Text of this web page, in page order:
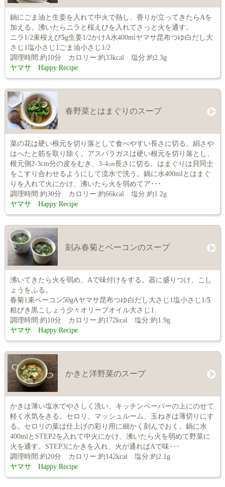
鍋にごま油と生姜を入れて中火で熱し、香りが立ってきたらAを
加える。沸いたらニラと桜えびを入れてさっと火を通す。
ニラ1/2束桜えび5g生姜1/2かけA水400mlヤマサ昆布つゆ白だし大
さじ1塩小さじ1ごま油小さじ1/2
調理時間:約10分 カロリー:約33kcal 塩分:約2.3g
ヤマサ Happy Recipe
春野菜とはまぐりのスープ
菜の花は硬い根元を切り落として食べやすい長さに切る。絹さや
はへたと筋を取り除く。アスパラガスは硬い根元を切り落とし、
根元側2-3cm分の皮をむき、3-4㎝長さに切る。はまぐりは貝同士
をこすり合わせるようにして流水で洗う。鍋に水400mlとはまぐ
りを入れて火にかけ、沸いたら火を弱めてア･･･
調理時間:約30分 カロリー:約66kcal 塩分:約1.2g
ヤマサ Happy Recipe
刻み春菊とベーコンのスープ
沸いてきたら火を弱め、Aで味付けをする。器に盛りつけ、こし
ょうをふる。
春菊1束ベーコン50gAヤマサ昆布つゆ白だし大さじ1塩小さじ1/5
粗びき黒こしょう少々オリーブオイル大さじ1
調理時間:約10分 カロリー:約172kcal 塩分:約1.9g
ヤマサ Happy Recipe
かきと洋野菜のスープ
かきは薄い塩水でやさしく洗い、キッチンペーパーの上にのせて
軽く水気をきる。セロリ、マッシュルーム、玉ねぎは薄切りにす
る。セロリの葉は仕上げの彩り用に細かく刻んでおく。鍋に水
400mlとSTEP2を入れて中火にかけ、沸いたら火を弱めて野菜に
火を通す。STEP3にかきを入れ、火が通ればAで味･･･
調理時間:約20分 カロリー:約142kcal 塩分:約2.1g
ヤマサ Happy Recipe